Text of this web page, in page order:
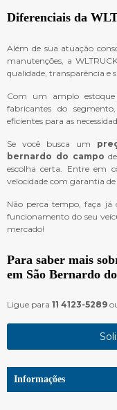
Diferenciais da
Além de sua atuação
manutenções, a
qualidade, transparência e
Com um amplo
fabricantes do
eficientes para as
Se você busca um
bernardo do campo
escolha certa. Entre em
velocidade com garantia
Não perca tempo, faça já
funcionamento do seu
mercado!
Para saber mais
em São Bernardo
Ligue para 11 4123-5289
Informações